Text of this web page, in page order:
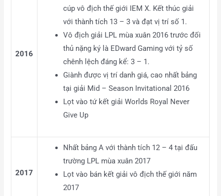
2016
cúp vô địch thế giới IEM X. Kết thúc giải
với thành tích 13 – 3 và đạt vị trí số 1.
Vô địch giải LPL mùa xuân 2016 trước đối
thủ nặng ký là EDward Gaming với tỷ số
chênh lệch đáng kể: 3 – 1.
Giành được vị trí danh giá, cao nhất bảng
tại giải Mid – Season Invitational 2016
Lọt vào tứ kết giải Worlds Royal Never
Give Up
2017
Nhất bảng A với thành tích 12 – 4 tại đấu
trường LPL mùa xuân 2017
Lọt vào bán kết giải vô địch thế giới năm
2017